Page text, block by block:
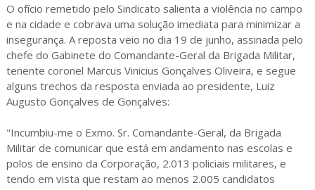
O ofício remetido pelo Sindicato salienta a violência no campo
e na cidade e cobrava uma solução imediata para minimizar a
insegurança. A reposta veio no dia 19 de junho, assinada pelo
chefe do Gabinete do Comandante-Geral da Brigada Militar,
tenente coronel Marcus Vinicius Gonçalves Oliveira, e segue
alguns trechos da resposta enviada ao presidente, Luiz
Augusto Gonçalves de Gonçalves:
"Incumbiu-me o Exmo. Sr. Comandante-Geral, da Brigada
Militar de comunicar que está em andamento nas escolas e
polos de ensino da Corporação, 2.013 policiais militares, e
tendo em vista que restam ao menos 2.005 candidatos